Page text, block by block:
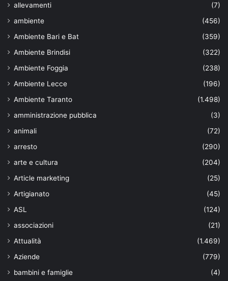
allevamenti
(7)
ambiente
(456)
Ambiente Bari e Bat
(359)
Ambiente Brindisi
(322)
Ambiente Foggia
(238)
Ambiente Lecce
(196)
Ambiente Taranto
(1.498)
amministrazione pubblica
(3)
animali
(72)
arresto
(290)
arte e cultura
(204)
Article marketing
(25)
Artigianato
(45)
ASL
(124)
associazioni
(21)
Attualità
(1.469)
Aziende
(779)
bambini e famiglie
(4)